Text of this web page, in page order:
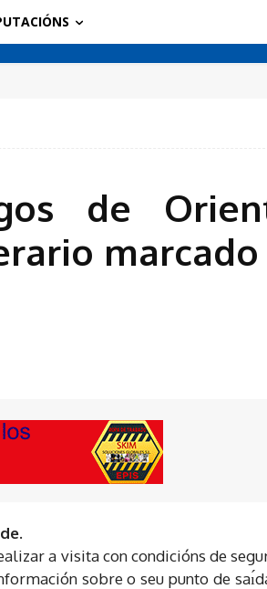
de
marcado
a visita con condicións de
sobre o seu punto de